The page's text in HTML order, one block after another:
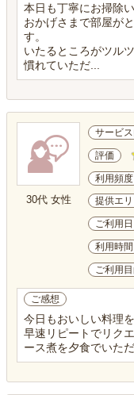
本日も丁寧にお掃除
おかげさまで部屋が
す。
いたるところがツル
慣れていただ...
30代 女性
サービ
評価
利用頻度
提供エ
ご利用日
利用時間
ご利用
ご感想
今日もおいしい料理
早速リピートでリク
ース煮を夕食でいた